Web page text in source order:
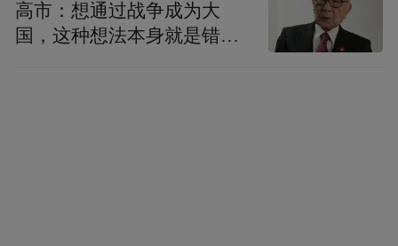
高市：想通过战争成为大
国，这种想法本身就是错误